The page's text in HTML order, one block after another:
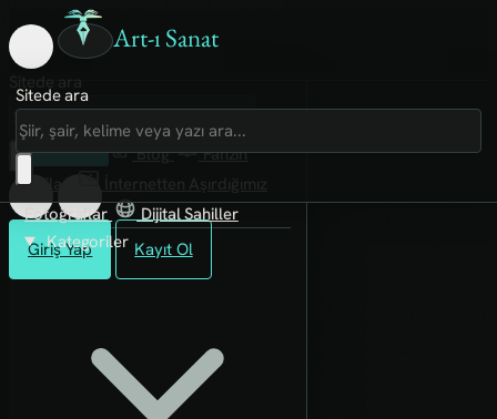
Art-ı Sanat
Giriş Yap Kayıt Ol
Sitede ara
Art-ı Sosyal
İmece
Kütüphane
Blog
Fanzin
Rafları
Fotoğraflar
Dijital Sahiller
Kategoriler